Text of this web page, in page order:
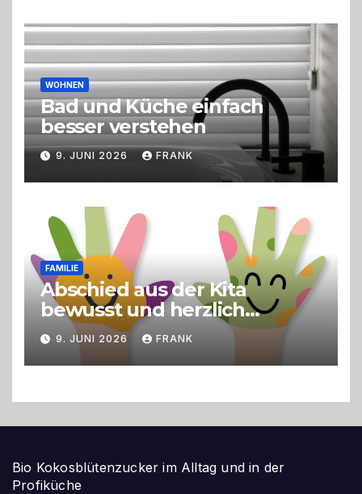
Live-Cooking
WOHNEN
Bad und Küche einfach
besser verstehen
9. JUNI 2026 FRANK
FAMILIE
Abschied aus der Kita
bewusst und herzlich
gestalten
9. JUNI 2026 FRANK
Bio Kokosblütenzucker im Alltag und in der
Profiküche